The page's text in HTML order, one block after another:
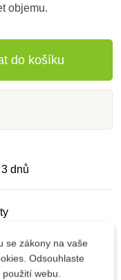
objemu.
do košíku
dnů
se zákony na vaše
Odsouhlaste
webu.